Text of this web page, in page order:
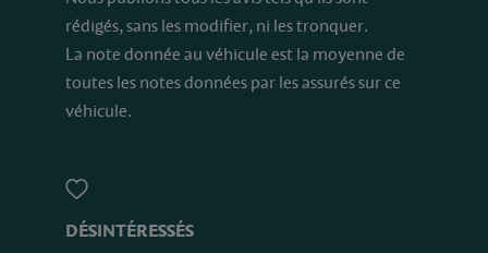
rédigés, sans les modifier, ni les tronquer.
La note donnée au véhicule est la moyenne de
toutes les notes données par les assurés sur ce
véhicule.
DÉSINTÉRESSÉS